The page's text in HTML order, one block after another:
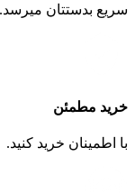
سریع بدستتان میرسد.
خرید مطمئن
با اطمینان خرید کنید.